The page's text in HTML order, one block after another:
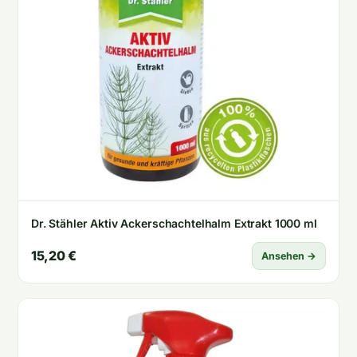
Dr. Stähler Aktiv Ackerschachtelhalm Extrakt 1000 ml
15,20 € Ansehen →